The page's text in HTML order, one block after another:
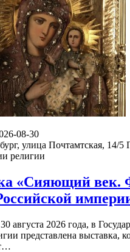
08-30
улица Почтамтская, 14/5
религии
«Сияющий век.
августа 2026 года, в
представлена выставка,